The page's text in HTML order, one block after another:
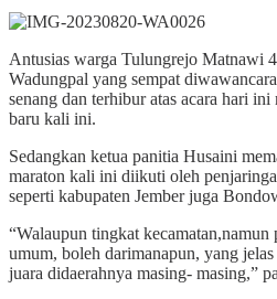
Antusias warga Tulungrejo Matnawi
Wadungpal yang sempat
senang dan terhibur atas acara hari
baru kali ini.
Sedangkan ketua panitia Husaini
maraton kali ini diikuti oleh
seperti kabupaten Jember juga
“Walaupun tingkat
umum, boleh darimanapun, yang
juara didaerahnya masing- masing,”